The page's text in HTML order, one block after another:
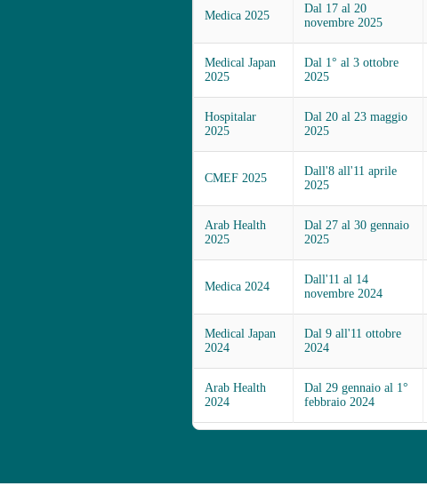
Medica 2025
Dal 17 al 20
novembre 2025
Medical Japan
2025
Dal 1° al 3 ottobre
2025
Hospitalar
2025
Dal 20 al 23 maggio
2025
CMEF 2025
Dall'8 all'11 aprile
2025
Arab Health
2025
Dal 27 al 30 gennaio
2025
Medica 2024
Dall'11 al 14
novembre 2024
Medical Japan
2024
Dal 9 all'11 ottobre
2024
Arab Health
2024
Dal 29 gennaio al 1°
febbraio 2024